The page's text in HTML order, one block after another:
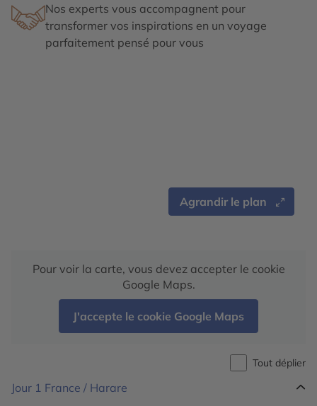
Nos experts vous accompagnent pour
transformer vos inspirations en un voyage
parfaitement pensé pour vous
Agrandir le plan
Pour voir la carte, vous devez accepter le cookie
Google Maps.
J'accepte le cookie Google Maps
Tout déplier
Jour 1 France / Harare